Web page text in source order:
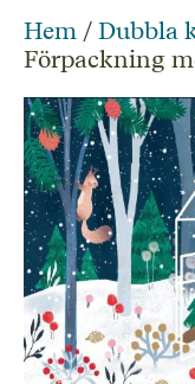
Hem / Dubbla
Förpackning